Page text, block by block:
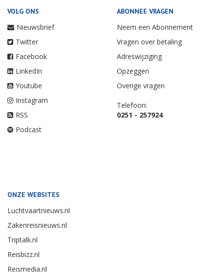
VOLG ONS
Nieuwsbrief
Twitter
Facebook
LinkedIn
Youtube
Instagram
RSS
Podcast
ABONNEE VRAGEN
Neem een Abonnement
Vragen over betaling
Adreswijziging
Opzeggen
Overige vragen
Telefoon:
0251 - 257924
ONZE WEBSITES
Luchtvaartnieuws.nl
Zakenreisnieuws.nl
Triptalk.nl
Reisbizz.nl
Reismedia.nl